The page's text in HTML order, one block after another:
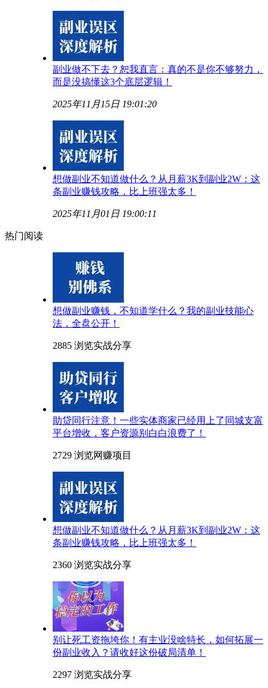
副业做不下去？恕我直言：真的不是你不够努力，
而是没搞懂这3个底层逻辑！
2025年11月15日 19:01:20
想做副业不知道做什么？从月薪3K到副业2W：这
条副业赚钱攻略，比上班强太多！
2025年11月01日 19:00:11
热门阅读
想做副业赚钱，不知道学什么？我的副业技能心
法，全盘公开！
2885 浏览实战分享
助贷同行注意！一些实体商家已经用上了同城支富
平台增收，客户资源别白白浪费了！
2729 浏览网赚项目
想做副业不知道做什么？从月薪3K到副业2W：这
条副业赚钱攻略，比上班强太多！
2360 浏览实战分享
别让死工资拖垮你！有主业没啥特长，如何拓展一
份副业收入？请收好这份破局清单！
2297 浏览实战分享